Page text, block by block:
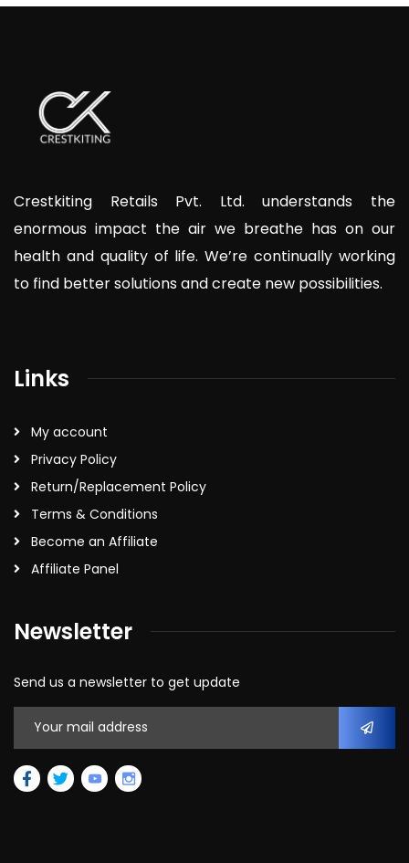
Crestkiting Retails Pvt. Ltd. understands the
enormous impact the air we breathe has on our
health and quality of life. We’re continually working
to find better solutions and create new possibilities.
Links
My account
Privacy Policy
Return/Replacement Policy
Terms & Conditions
Become an Affiliate
Affiliate Panel
Newsletter
Send us a newsletter to get update